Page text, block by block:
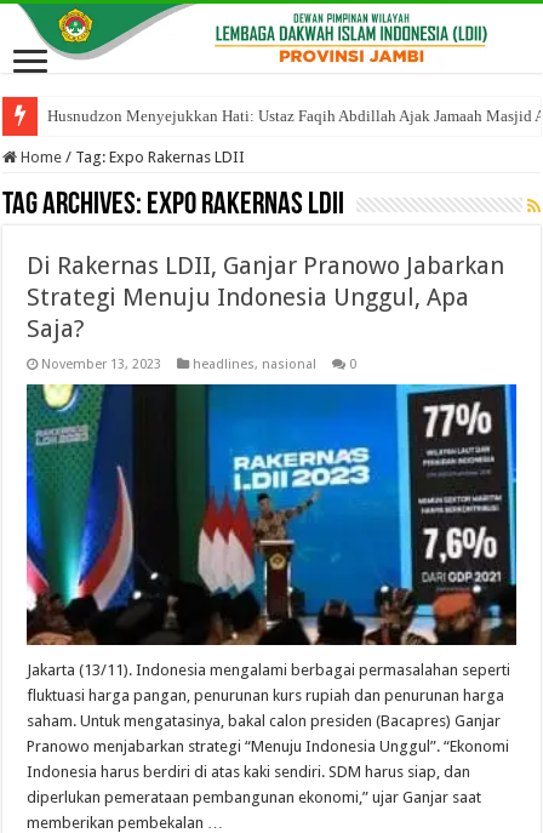
Husnudzon Menyejukkan Hati: Ustaz Faqih Abdillah Ajak Jamaah
Home / Tag:Expo Rakernas LDII
Tag Archives: Expo Rakernas LDII
Di Rakernas LDII, Ganjar Pranowo Jabarkan
Strategi Menuju Indonesia Unggul, Apa
Saja?
November 13, 2023 headlines, nasional 0
Jakarta (13/11). Indonesia mengalami berbagai permasalahan seperti
fluktuasi harga pangan, penurunan kurs rupiah dan penurunan harga
saham. Untuk mengatasinya, bakal calon presiden (Bacapres) Ganjar
Pranowo menjabarkan strategi “Menuju Indonesia Unggul”. “Ekonomi
Indonesia harus berdiri di atas kaki sendiri. SDM harus siap, dan
diperlukan pemerataan pembangunan ekonomi,” ujar Ganjar saat
memberikan pembekalan …